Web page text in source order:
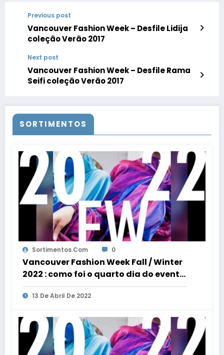
Previous post
Vancouver Fashion Week – Desfile Lidija
coleção Verão 2017
Next post
Vancouver Fashion Week – Desfile Rama
Seifi coleção Verão 2017
SORTIMENTOS
Sortimentos.com 0
Vancouver Fashion Week Fall / Winter
2022 : como foi o quarto dia do evento
de moda
13 De Abril De 2022